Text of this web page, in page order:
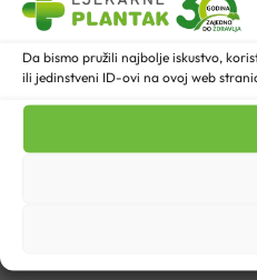
Da bismo pružili najbolje iskustvo,
ili jedinstveni ID-ovi na ovoj web